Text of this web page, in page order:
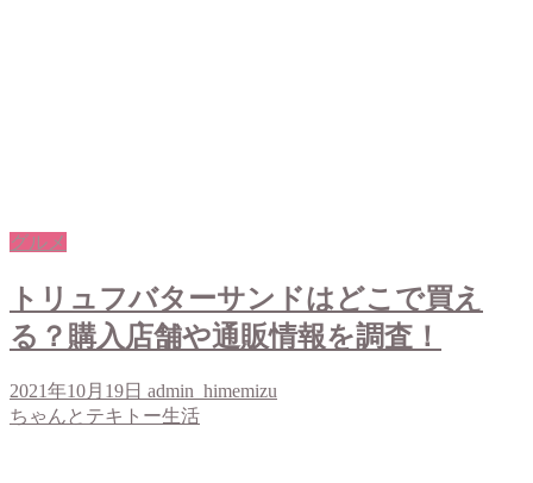
グルメ
トリュフバターサンドはどこで買え
る？購入店舗や通販情報を調査！
2021年10月19日 admin_himemizu
ちゃんとテキトー生活